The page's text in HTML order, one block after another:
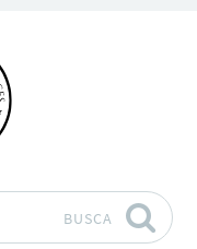
BUSCA